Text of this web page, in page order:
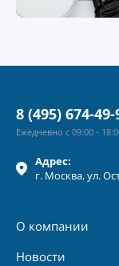
Адрес:
г. Москва, ул.
О компании
Новости
8 (495) 674-49-
Ежедневно с 09:00 -